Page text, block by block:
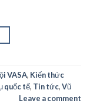
VASA, Kiến thức
quốc tế, Tin tức,Vũ
Leave a comment